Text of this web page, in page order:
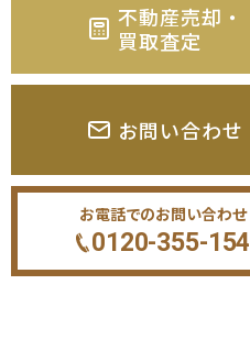
不動産売却・
買取査定
お問い合わせ
お電話でのお問い合わせ
0120-355-154